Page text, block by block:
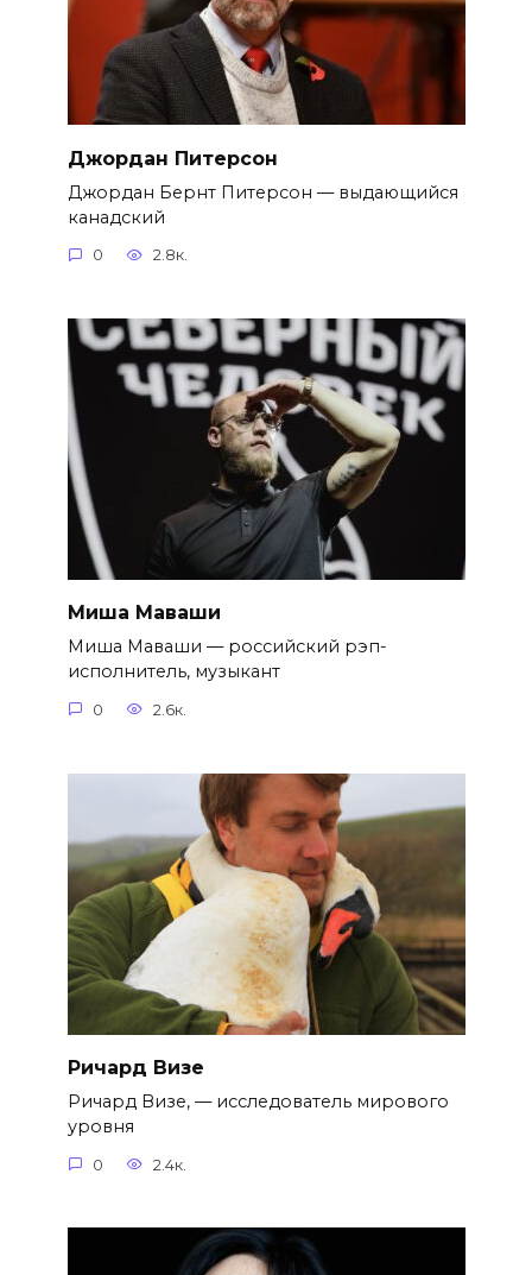
Джордан Питерсон
Джордан Бернт Питерсон — выдающийся
канадский
0 2.8к.
Миша Маваши
Миша Маваши — российский рэп-
исполнитель, музыкант
0 2.6к.
Ричард Визе
Ричард Визе, — исследователь мирового
уровня
0 2.4к.